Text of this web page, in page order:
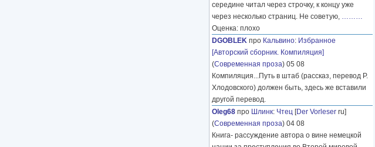
середине читал через строчку, к концу уже
через несколько страниц. Не советую, ………
Оценка: плохо
DGOBLEK про Кальвино: Избранное
[Авторский сборник. Компиляция]
(Современная проза) 05 08
Компиляция...Путь в штаб (рассказ, перевод Р.
Хлодовского) должен быть, здесь же вставили
другой перевод.
Oleg68 про Шлинк: Чтец [Der Vorleser ru]
(Современная проза) 04 08
Книга- рассуждение автора о вине немецкой